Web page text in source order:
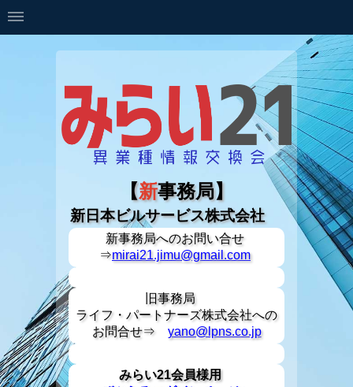
【新事務局】
新日本ビルサービス株式会社
新事務局へのお問い合せ
⇒mirai21.jimu@gmail.com
旧事務局
ライフ・パートナーズ株式会社への
お問合せ⇒ yano@lpns.co.jp
みらい21会員様用